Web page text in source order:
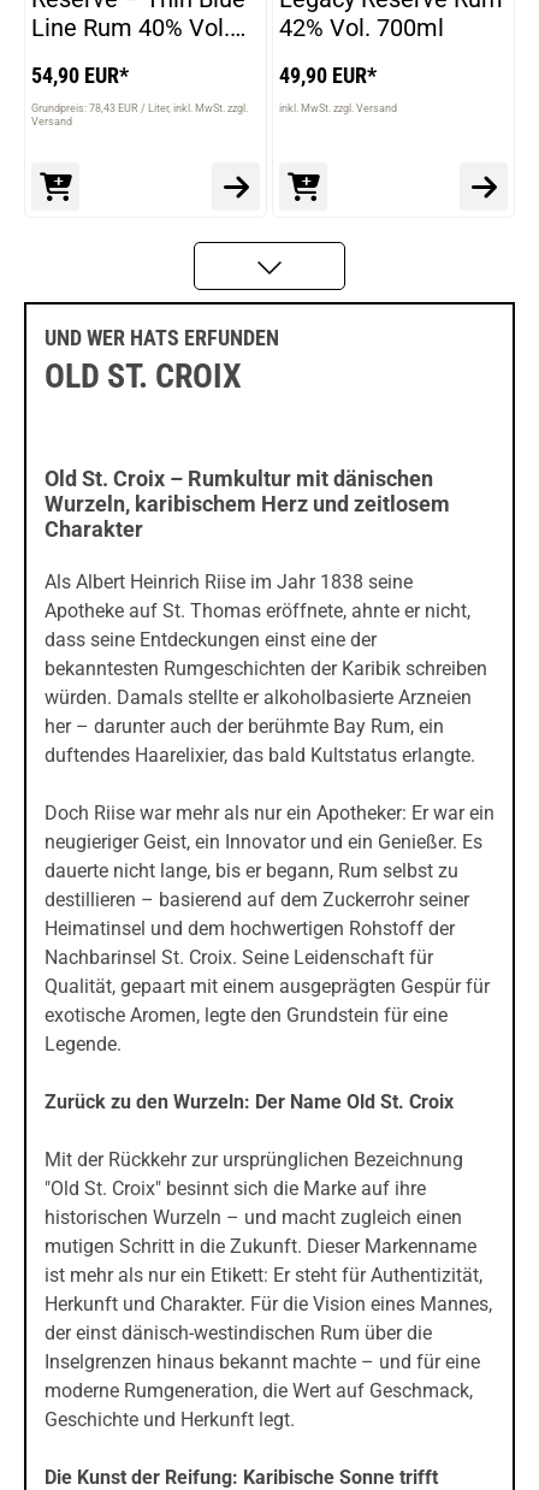
Line Rum 40% Vol.
54,90 EUR*
Grundpreis: 78,43 EUR / Liter inkl. MwSt. zzgl.
Versand
42% Vol. 700ml
49,90 EUR*
inkl. MwSt. zzgl. Versand
UND WER HATS ERFUNDEN
OLD ST. CROIX
Old St. Croix – Rumkultur mit dänischen
Wurzeln, karibischem Herz und zeitlosem
Charakter
Als Albert Heinrich Riise im Jahr 1838 seine
Apotheke auf St. Thomas eröffnete, ahnte er nicht,
dass seine Entdeckungen einst eine der
bekanntesten Rumgeschichten der Karibik schreiben
würden. Damals stellte er alkoholbasierte Arzneien
her – darunter auch der berühmte Bay Rum, ein
duftendes Haarelixier, das bald Kultstatus erlangte.
Doch Riise war mehr als nur ein Apotheker: Er war ein
neugieriger Geist, ein Innovator und ein Genießer. Es
dauerte nicht lange, bis er begann, Rum selbst zu
destillieren – basierend auf dem Zuckerrohr seiner
Heimatinsel und dem hochwertigen Rohstoff der
Nachbarinsel St. Croix. Seine Leidenschaft für
Qualität, gepaart mit einem ausgeprägten Gespür für
exotische Aromen, legte den Grundstein für eine
Legende.
Zurück zu den Wurzeln: Der Name Old St. Croix
Mit der Rückkehr zur ursprünglichen Bezeichnung
"Old St. Croix" besinnt sich die Marke auf ihre
historischen Wurzeln – und macht zugleich einen
mutigen Schritt in die Zukunft. Dieser Markenname
ist mehr als nur ein Etikett: Er steht für Authentizität,
Herkunft und Charakter. Für die Vision eines Mannes,
der einst dänisch-westindischen Rum über die
Inselgrenzen hinaus bekannt machte – und für eine
moderne Rumgeneration, die Wert auf Geschmack,
Geschichte und Herkunft legt.
Die Kunst der Reifung: Karibische Sonne trifft